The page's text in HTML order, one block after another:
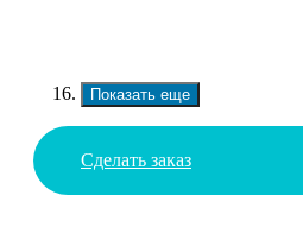
Показать еще
Сделать заказ